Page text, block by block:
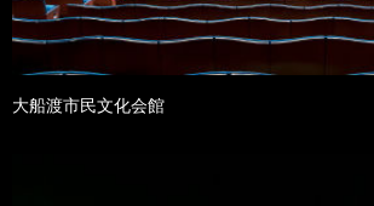
大船渡市民文化会館